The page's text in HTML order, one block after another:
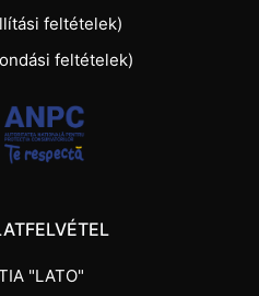
feltételek)
feltételek)
"LATO"